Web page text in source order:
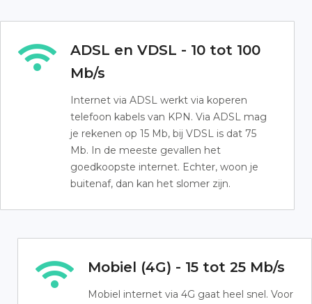
ADSL en VDSL - 10 tot 100
Mb/s
Internet via ADSL werkt via koperen
telefoon kabels van KPN. Via ADSL mag
je rekenen op 15 Mb, bij VDSL is dat 75
Mb. In de meeste gevallen het
goedkoopste internet. Echter, woon je
buitenaf, dan kan het slomer zijn.
Mobiel (4G) - 15 tot 25 Mb/s
Mobiel internet via 4G gaat heel snel. Voor